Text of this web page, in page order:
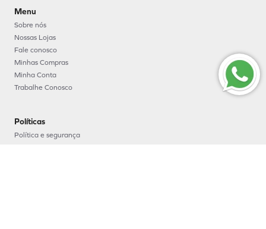
Menu
Sobre nós
Nossas Lojas
Fale conosco
Minhas Compras
Minha Conta
Trabalhe Conosco
Políticas
Política e segurança